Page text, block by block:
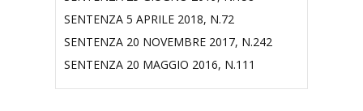
SENTENZA 5 APRILE 2018, N.72
SENTENZA 20 NOVEMBRE 2017, N.242
SENTENZA 20 MAGGIO 2016, N.111